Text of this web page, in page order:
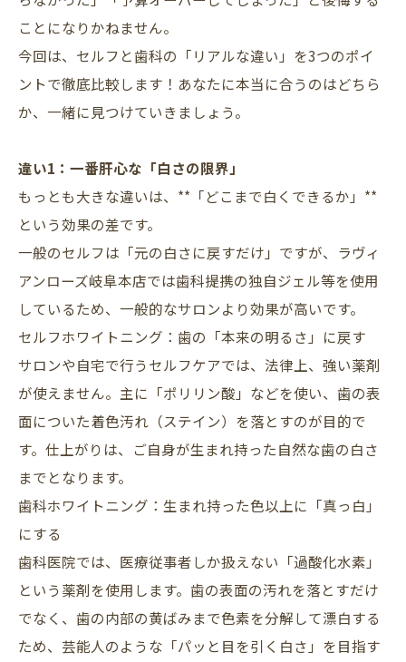
ことになりかねません。
今回は、セルフと歯科の「リアルな違い」を3つのポイ
ントで徹底比較します！あなたに本当に合うのはどちら
か、一緒に見つけていきましょう。
違い1：一番肝心な「白さの限界」
もっとも大きな違いは、**「どこまで白くできるか」**
という効果の差です。
一般のセルフは「元の白さに戻すだけ」ですが、ラヴィ
アンローズ岐阜本店では歯科提携の独自ジェル等を使用
しているため、一般的なサロンより効果が高いです。
セルフホワイトニング：歯の「本来の明るさ」に戻す
サロンや自宅で行うセルフケアでは、法律上、強い薬剤
が使えません。主に「ポリリン酸」などを使い、歯の表
面についた着色汚れ（ステイン）を落とすのが目的で
す。仕上がりは、ご自身が生まれ持った自然な歯の白さ
までとなります。
歯科ホワイトニング：生まれ持った色以上に「真っ白」
にする
歯科医院では、医療従事者しか扱えない「過酸化水素」
という薬剤を使用します。歯の表面の汚れを落とすだけ
でなく、歯の内部の黄ばみまで色素を分解して漂白する
ため、芸能人のような「パッと目を引く白さ」を目指す